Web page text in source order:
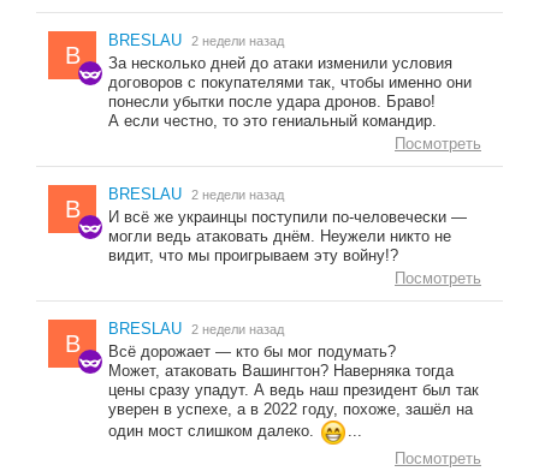
B
BRESLAU 2 недели назад
За несколько дней до атаки изменили условия
договоров с покупателями так, чтобы именно они
понесли убытки после удара дронов. Браво!
А если честно, то это гениальный командир.
Посмотреть
B
BRESLAU 2 недели назад
И всё же украинцы поступили по-человечески —
могли ведь атаковать днём. Неужели никто не
видит, что мы проигрываем эту войну!?
Посмотреть
B
BRESLAU 2 недели назад
Всё дорожает — кто бы мог подумать?
Может, атаковать Вашингтон? Наверняка тогда
цены сразу упадут. А ведь наш президент был так
уверен в успехе, а в 2022 году, похоже, зашёл на
один мост слишком далеко.
...
Посмотреть